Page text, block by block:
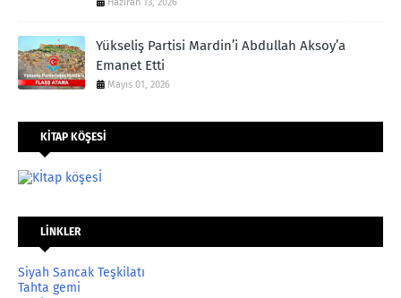
Yükseliş Partisi Mardin’i Abdullah Aksoy’a
Emanet Etti
Mayıs 01, 2026
KİTAP KÖŞESİ
LİNKLER
Siyah Sancak Teşkilatı
Tahta gemi